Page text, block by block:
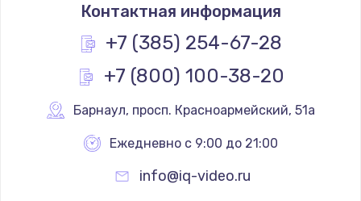
Контактная информация
+7 (385) 254-67-28
+7 (800) 100-38-20
Барнаул, просп. Красноармейский, 51а
Ежедневно с 9:00 до 21:00
info@iq-video.ru